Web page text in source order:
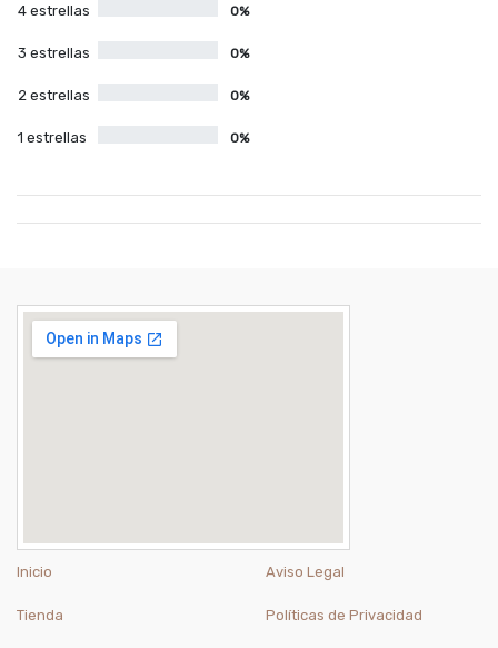
4 estrellas 0%
3 estrellas 0%
2 estrellas 0%
1 estrellas 0%
Inicio
Tienda
Aviso Legal
Políticas de Privacidad